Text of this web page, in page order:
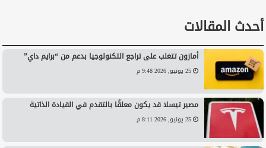
أحدث المقالات
أمازون تتغلب على تراجع التكنولوجيا بدعم من “برايم داي”
25 يونيو, 2026 9:48 م
مصير تيسلا قد يكون معلقًا بالتقدم في القيادة الذاتية
25 يونيو, 2026 8:11 م